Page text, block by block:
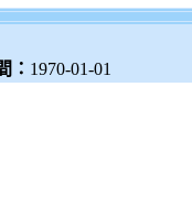
： 1970-01-01